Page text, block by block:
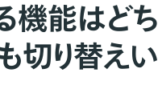
機能はどち
切り替えい